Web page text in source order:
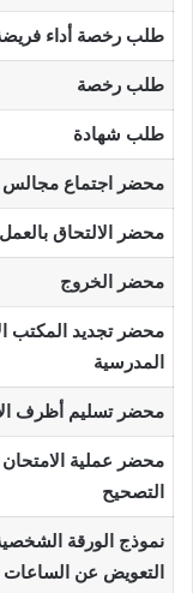
طلب رخصة أداء
طلب رخصة
طلب شهادة
محضر اجتماع مجالس
محضر الالتحاق
محضر الخروج
محضر تجديد المكتب
المدرسية
محضر تسليم أظرف
محضر عملية
التصحيح
نموذج الورقة
التعويض عن الساعات